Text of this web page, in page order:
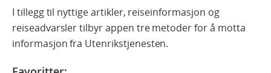
I tillegg til nyttige artikler, reiseinformasjon og
reiseadvarsler tilbyr appen tre metoder for å motta
informasjon fra Utenrikstjenesten.